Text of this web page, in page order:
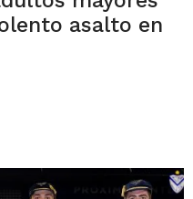
asalto en